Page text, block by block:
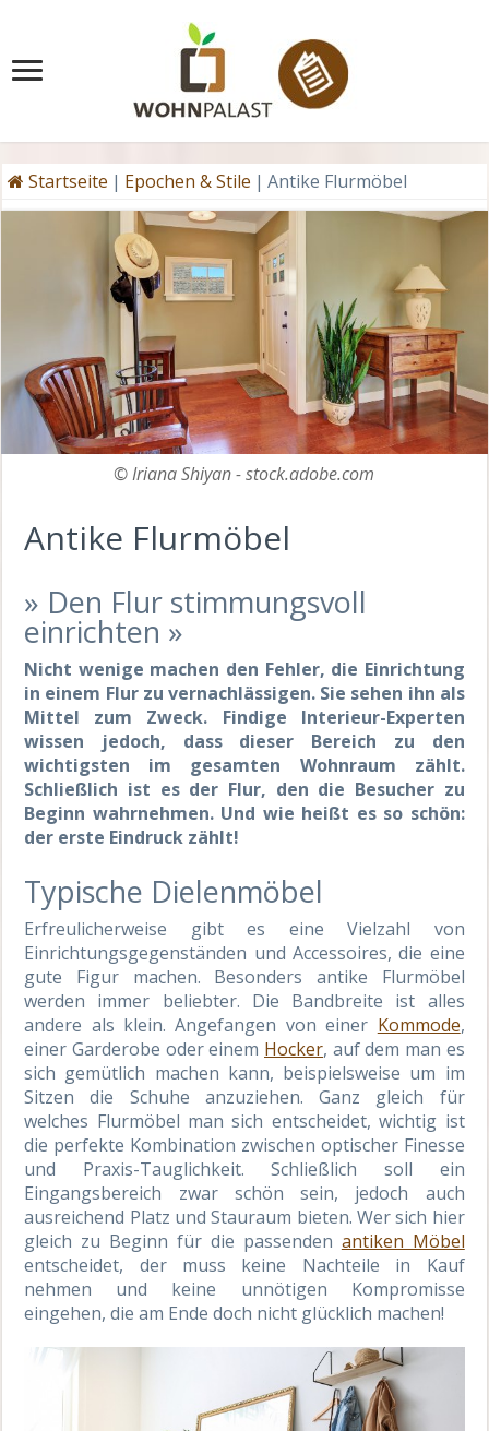
Startseite | Epochen & Stile | Antike Flurmöbel
© Iriana Shiyan - stock.adobe.com
Antike Flurmöbel
» Den Flur stimmungsvoll
einrichten »
Nicht wenige machen den Fehler, die Einrichtung
in einem Flur zu vernachlässigen. Sie sehen ihn als
Mittel zum Zweck. Findige Interieur-Experten
wissen jedoch, dass dieser Bereich zu den
wichtigsten im gesamten Wohnraum zählt.
Schließlich ist es der Flur, den die Besucher zu
Beginn wahrnehmen. Und wie heißt es so schön:
der erste Eindruck zählt!
Typische Dielenmöbel
Erfreulicherweise gibt es eine Vielzahl von
Einrichtungsgegenständen und Accessoires, die eine
gute Figur machen. Besonders antike Flurmöbel
werden immer beliebter. Die Bandbreite ist alles
andere als klein. Angefangen von einer Kommode,
einer Garderobe oder einem Hocker, auf dem man es
sich gemütlich machen kann, beispielsweise um im
Sitzen die Schuhe anzuziehen. Ganz gleich für
welches Flurmöbel man sich entscheidet, wichtig ist
die perfekte Kombination zwischen optischer Finesse
und Praxis-Tauglichkeit. Schließlich soll ein
Eingangsbereich zwar schön sein, jedoch auch
ausreichend Platz und Stauraum bieten. Wer sich hier
gleich zu Beginn für die passenden antiken Möbel
entscheidet, der muss keine Nachteile in Kauf
nehmen und keine unnötigen Kompromisse
eingehen, die am Ende doch nicht glücklich machen!